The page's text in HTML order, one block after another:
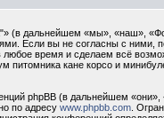
(в дальнейшем «мы», «наш»,
Если вы не согласны с ними,
время и сделаем всё
питомника кане корсо и
phpBB (в дальнейшем
по адресу www.phpbb.com.